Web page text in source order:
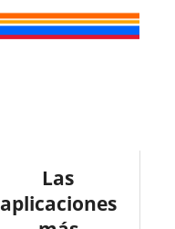
Las
aplicaciones